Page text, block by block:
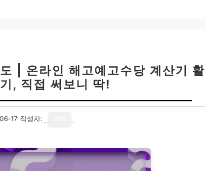
| 온라인 해고예고수당 계산기 활
, 직접 써보니 딱!
17 작성자: